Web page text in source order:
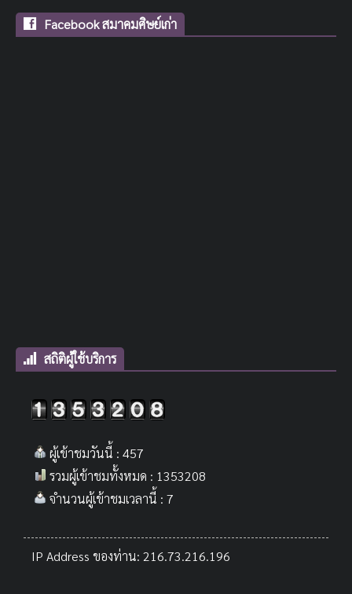
Facebook สมาคมศิษย์เก่า
สถิติผู้ใช้บริการ
ผู้เข้าชมวันนี้ : 457
รวมผู้เข้าชมทั้งหมด : 1353208
จำนวนผู้เข้าชมเวลานี้ : 7
IP Address ของท่าน: 216.73.216.196